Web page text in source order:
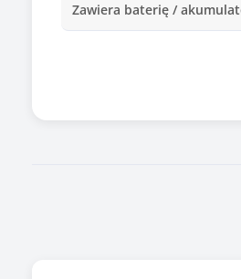
Zawiera baterię /